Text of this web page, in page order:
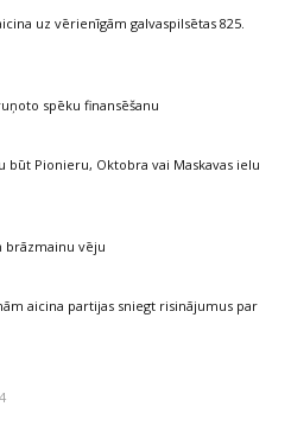
uz vērienīgām galvaspilsētas 825.
spēku finansēšanu
būt Pionieru, Oktobra vai Maskavas ielu
brāzmainu vēju
aicina partijas sniegt risinājumus par